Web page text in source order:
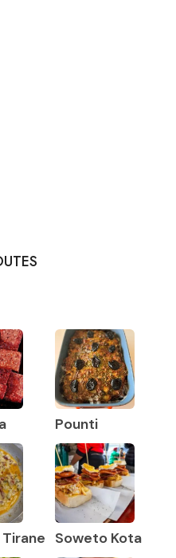
Pounti
Soweto Kota